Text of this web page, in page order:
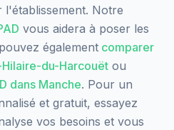
l'établissement. Notre
vous aidera à poser les
également comparer
du-Harcouët ou
dans Manche. Pour un
et gratuit, essayez
vos besoins et vous